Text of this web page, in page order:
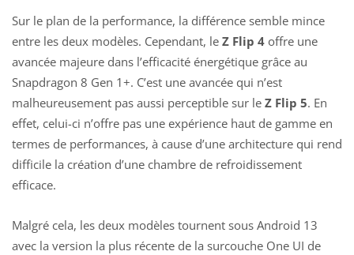
Sur le plan de la performance, la différence semble mince
entre les deux modèles. Cependant, le Z Flip 4 offre une
avancée majeure dans l’efficacité énergétique grâce au
Snapdragon 8 Gen 1+. C’est une avancée qui n’est
malheureusement pas aussi perceptible sur le Z Flip 5. En
effet, celui-ci n’offre pas une expérience haut de gamme en
termes de performances, à cause d’une architecture qui rend
difficile la création d’une chambre de refroidissement
efficace.
Malgré cela, les deux modèles tournent sous Android 13
avec la version la plus récente de la surcouche One UI de